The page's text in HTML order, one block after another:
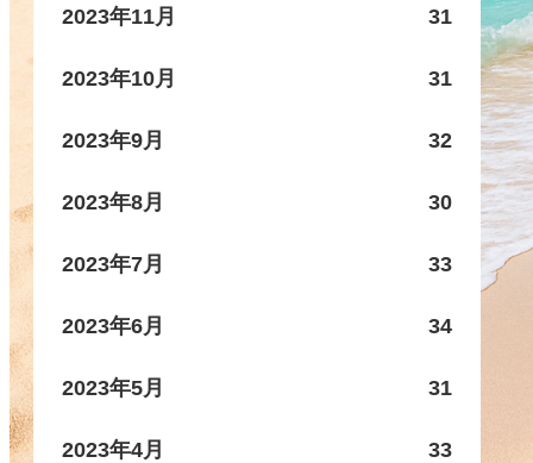
2023年11月 31
2023年10月 31
2023年9月 32
2023年8月 30
2023年7月 33
2023年6月 34
2023年5月 31
2023年4月 33